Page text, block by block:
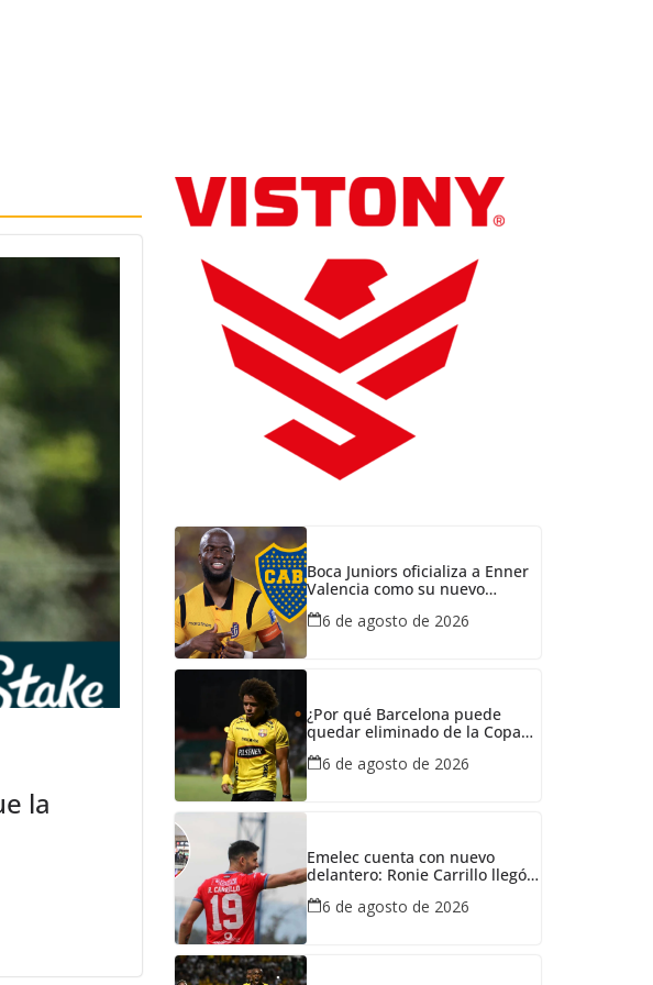
la
Boca Juniors oficializa a Enner
Valencia como su nuevo
ganaría el ecuatoriano
6 de agosto de 2026
¿Por qué Barcelona puede
quedar eliminado de la Copa
derrotado a Liga de Portoviejo?
6 de agosto de 2026
Emelec cuenta con nuevo
delantero: Ronie Carrillo llegó a
Bombillo
6 de agosto de 2026